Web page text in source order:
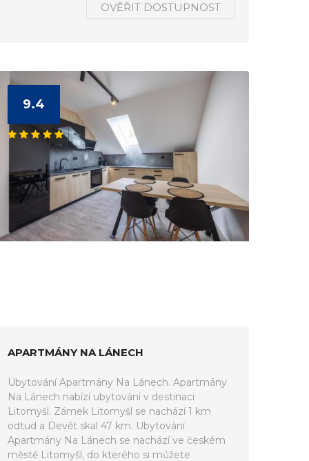
OVĚŘIT DOSTUPNOST
9.4
APARTMÁNY NA LÁNECH
Ubytování Apartmány Na Lánech. Apartmány
Na Lánech nabízí ubytování v destinaci
Litomyšl. Zámek Litomyšl se nachází 1 km
odtud a Devět skal 47 km. Ubytování
Apartmány Na Lánech se nachází ve českém
městě Litomyšl, do kterého si můžete